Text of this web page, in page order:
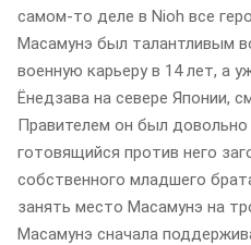
самом-то деле в Nioh все
Масамунэ был талантливым
военную карьеру в 14 лет, а
Ёнедзава на севере Японии,
Правителем он был
готовящийся против него
собственного младшего
занять место Масамунэ на
Масамунэ сначала